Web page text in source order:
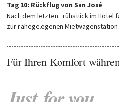
Tag 10: Rückflug von San José
Nach dem letzten Frühstück im Hotel
zur nahegelegenen
Für Ihren Komfort
—